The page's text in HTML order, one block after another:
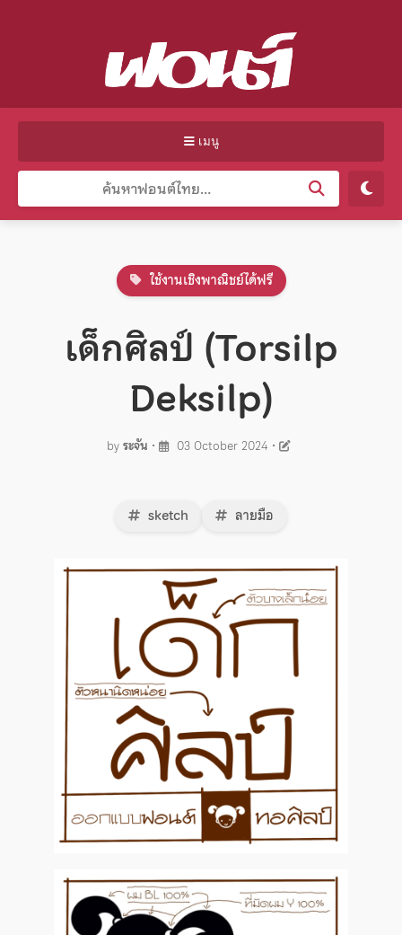
เมนู
ใช้งานเชิงพาณิชย์ได้ฟรี
เด็กศิลป์ (Torsilp
Deksilp)
byระจัน • 03 October 2024 •
sketch ลายมือ